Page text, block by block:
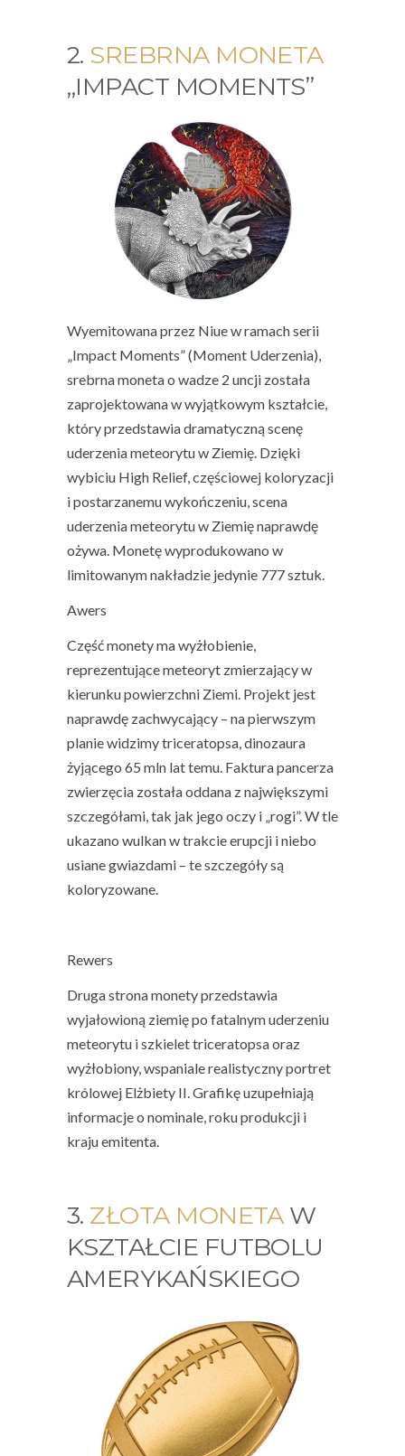
2. SREBRNA MONETA
„IMPACT MOMENTS”
Wyemitowana przez Niue w ramach serii
„Impact Moments” (Moment Uderzenia),
srebrna moneta o wadze 2 uncji została
zaprojektowana w wyjątkowym kształcie,
który przedstawia dramatyczną scenę
uderzenia meteorytu w Ziemię. Dzięki
wybiciu High Relief, częściowej koloryzacji
i postarzanemu wykończeniu, scena
uderzenia meteorytu w Ziemię naprawdę
ożywa. Monetę wyprodukowano w
limitowanym nakładzie jedynie 777 sztuk.
Awers
Część monety ma wyżłobienie,
reprezentujące meteoryt zmierzający w
kierunku powierzchni Ziemi. Projekt jest
naprawdę zachwycający – na pierwszym
planie widzimy triceratopsa, dinozaura
żyjącego 65 mln lat temu. Faktura pancerza
zwierzęcia została oddana z największymi
szczegółami, tak jak jego oczy i „rogi”. W tle
ukazano wulkan w trakcie erupcji i niebo
usiane gwiazdami – te szczegóły są
koloryzowane.
Rewers
Druga strona monety przedstawia
wyjałowioną ziemię po fatalnym uderzeniu
meteorytu i szkielet triceratopsa oraz
wyżłobiony, wspaniale realistyczny portret
królowej Elżbiety II. Grafikę uzupełniają
informacje o nominale, roku produkcji i
kraju emitenta.
3. ZŁOTA MONETAW
KSZTAŁCIE FUTBOLU
AMERYKAŃSKIEGO